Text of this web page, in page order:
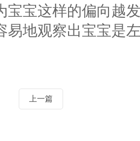
宝宝这样的偏向越
易地观察出宝宝是
上一篇